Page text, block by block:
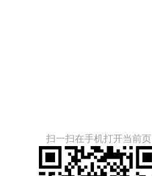
扫一扫在手机打开当前页